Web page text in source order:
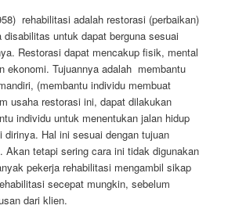
rehabilitasi adalah restorasi (perbaikan)
disabilitas untuk dapat berguna sesuai
Restorasi dapat mencakup fisik, mental
ekonomi. Tujuannya adalah membantu
(membantu individu membuat
usaha restorasi ini, dapat dilakukan
individu untuk menentukan jalan hidup
Hal ini sesuai dengan tujuan
Akan tetapi sering cara ini tidak digunakan
pekerja rehabilitasi mengambil sikap
secepat mungkin, sebelum
dari klien.